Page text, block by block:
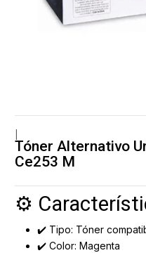
Tóner Alternativo
Ce253 M
⚙️
✔️ Tipo: Tóner
✔️ Color: Magenta